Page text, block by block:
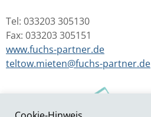
Tel: 033203 305130
Fax: 033203 305151
www.fuchs-partner.de
teltow.mieten@fuchs-partner.de